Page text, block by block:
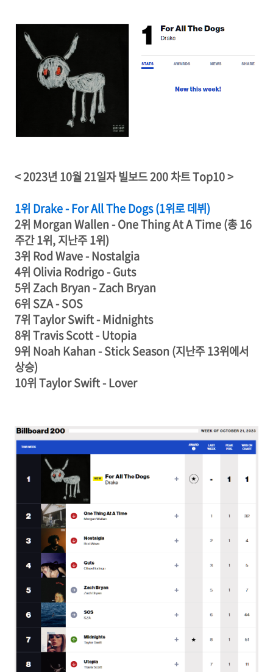
< 2023년 10월 21일자 빌보드 200 차트 Top10 >
1위 Drake - For All The Dogs (1위로 데뷔)
2위 Morgan Wallen - One Thing At A Time (총 16
주간 1위, 지난주 1위)
3위 Rod Wave - Nostalgia
4위 Olivia Rodrigo - Guts
5위 Zach Bryan - Zach Bryan
6위 SZA - SOS
7위 Taylor Swift - Midnights
8위 Travis Scott - Utopia
9위 Noah Kahan - Stick Season (지난주 13위에서
상승)
10위 Taylor Swift - Lover